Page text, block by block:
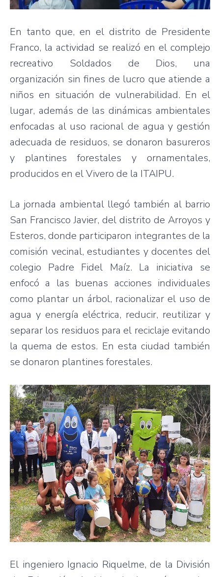
En tanto que, en el distrito de Presidente
Franco, la actividad se realizó en el complejo
recreativo Soldados de Dios, una
organización sin fines de lucro que atiende a
niños en situación de vulnerabilidad. En el
lugar, además de las dinámicas ambientales
enfocadas al uso racional de agua y gestión
adecuada de residuos, se donaron basureros
y plantines forestales y ornamentales,
producidos en el Vivero de la ITAIPU.
La jornada ambiental llegó también al barrio
San Francisco Javier, del distrito de Arroyos y
Esteros, donde participaron integrantes de la
comisión vecinal, estudiantes y docentes del
colegio Padre Fidel Maíz. La iniciativa se
enfocó a las buenas acciones individuales
como plantar un árbol, racionalizar el uso de
agua y energía eléctrica, reducir, reutilizar y
separar los residuos para el reciclaje evitando
la quema de estos. En esta ciudad también
se donaron plantines forestales.
El ingeniero Ignacio Riquelme, de la División